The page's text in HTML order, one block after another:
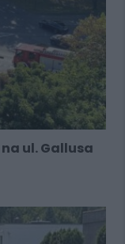
ul. Gallusa